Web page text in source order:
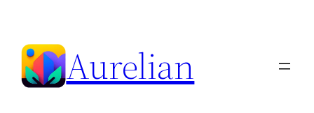
content
Aurelian